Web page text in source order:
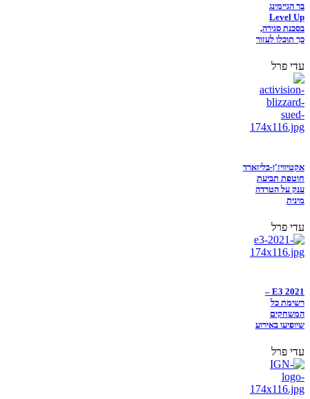
בר הגיימינג
Level Up
בסכנת סגירה,
כך תוכלו לעזור
עדי פרל
אקטיוויז'ן-בליזארד
חוטפת תביעת
ענק על הטרדה
מינית
עדי פרל
E3 2021 –
רשימת כל
המשחקים
שיופיעו באירוע
עדי פרל